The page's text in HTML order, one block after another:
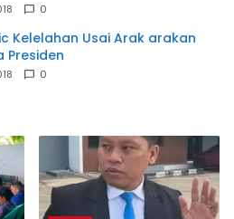
0
Kelelahan Usai Arak arakan
Presiden
0